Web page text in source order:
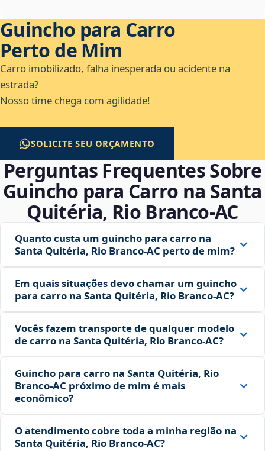
Guincho para Carro
Perto de Mim
Carro imobilizado, falha inesperada ou acidente na
estrada?
Nosso time chega com agilidade!
SOLICITE SEU ORÇAMENTO
Perguntas Frequentes Sobre
Guincho para Carro na Santa
Quitéria, Rio Branco‑AC
Quanto custa um guincho para carro na
Santa Quitéria, Rio Branco‑AC perto de mim?
Em quais situações devo chamar um guincho
para carro na Santa Quitéria, Rio Branco‑AC?
Vocês fazem transporte de qualquer modelo
de carro na Santa Quitéria, Rio Branco‑AC?
Guincho para carro na Santa Quitéria, Rio
Branco‑AC próximo de mim é mais
econômico?
O atendimento cobre toda a minha região na
Santa Quitéria, Rio Branco‑AC?